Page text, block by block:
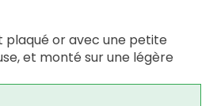
plaqué or avec une petite
et monté sur une légère